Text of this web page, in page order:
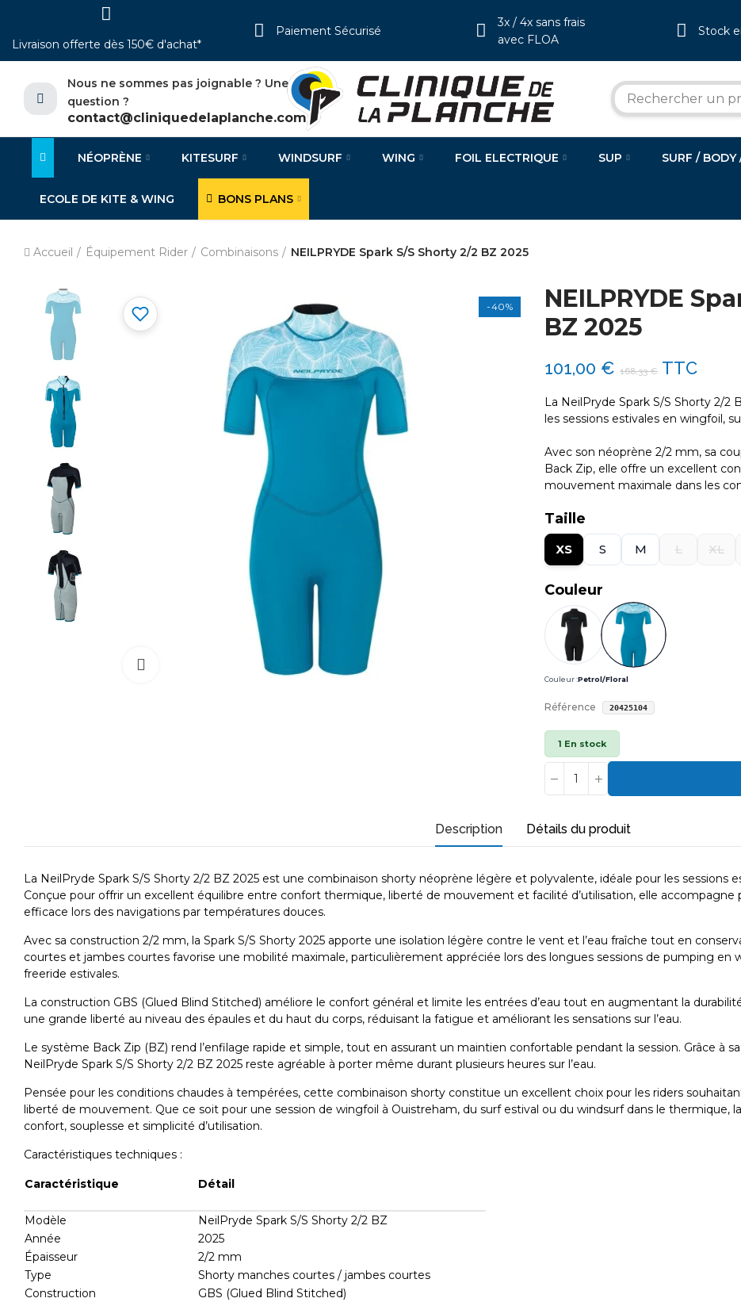
Livraison offerte dès 150€ d'achat*
Paiement Sécurisé
3x / 4x sans frais
avec FLOA
Stock
Nous ne sommes pas joignable ? Une
question ?
contact@cliniquedelaplanche.com
NÉOPRÈNE KITESURF WINDSURF WING FOIL ELECTRIQUE SUP SURF /
ECOLE DE KITE & WING BONS PLANS
Accueil Équipement Rider Combinaisons NEILPRYDE Spark S/S Shorty 2/2 BZ 2025
-40%
Cliquez pour agrandir
NEILPRYDE
BZ 2025
101,00 € 168,33 € TTC
La NeilPryde Spark S/S Shorty 2/
les sessions estivales en wingfoil,
Avec son néoprène 2/2 mm, sa
Back Zip, elle offre un excellent
mouvement maximale dans les
Taille
XS S M L XL
Couleur
Couleur :Petrol/Floral
Référence 20425104
1 En stock
Description Détails du produit
La NeilPryde Spark S/S Shorty 2/2 BZ 2025 est une combinaison shorty néoprène légère et polyvalente, idéale pour les sessions
Conçue pour offrir un excellent équilibre entre confort thermique, liberté de mouvement et facilité d’utilisation, elle accompagne
efficace lors des navigations par températures douces.
Avec sa construction 2/2 mm, la Spark S/S Shorty 2025 apporte une isolation légère contre le vent et l’eau fraîche tout en
courtes et jambes courtes favorise une mobilité maximale, particulièrement appréciée lors des longues sessions de pumping en
freeride estivales.
La construction GBS (Glued Blind Stitched) améliore le confort général et limite les entrées d’eau tout en augmentant la
une grande liberté au niveau des épaules et du haut du corps, réduisant la fatigue et améliorant les sensations sur l’eau.
Le système Back Zip (BZ) rend l’enfilage rapide et simple, tout en assurant un maintien confortable pendant la session. Grâce à
NeilPryde Spark S/S Shorty 2/2 BZ 2025 reste agréable à porter même durant plusieurs heures sur l’eau.
Pensée pour les conditions chaudes à tempérées, cette combinaison shorty constitue un excellent choix pour les riders
liberté de mouvement. Que ce soit pour une session de wingfoil à Ouistreham, du surf estival ou du windsurf dans le thermique,
confort, souplesse et simplicité d’utilisation.
Caractéristiques techniques :
Caractéristique Détail
Modèle
NeilPryde Spark S/S Shorty 2/2 BZ
Année
2025
Épaisseur
2/2 mm
Type
Shorty manches courtes / jambes courtes
Construction
GBS (Glued Blind Stitched)